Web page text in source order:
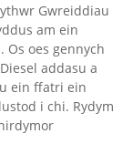
Gwreiddiau
am ein
oes gennych
addasu a
ein ffatri ein
i chi. Rydym